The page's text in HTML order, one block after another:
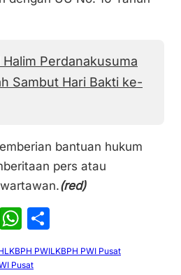
Halim Perdanakusuma
Sambut Hari Bakti ke-
bantuan hukum
pers atau
(red)
X
W
at ar
LKBPH PWILKBPH PWI Pusat
Pusat